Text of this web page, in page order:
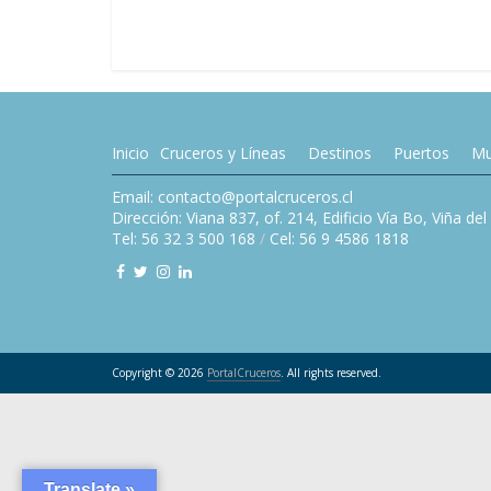
Inicio Cruceros y Líneas Destinos Puertos
Email: contacto@portalcruceros.cl
Dirección: Viana 837, of. 214, Edificio Vía Bo, Viña
Tel: 56 32 3 500 168 / Cel: 56 9 4586 1818
Copyright © 2026 PortalCruceros. All rights reserved.